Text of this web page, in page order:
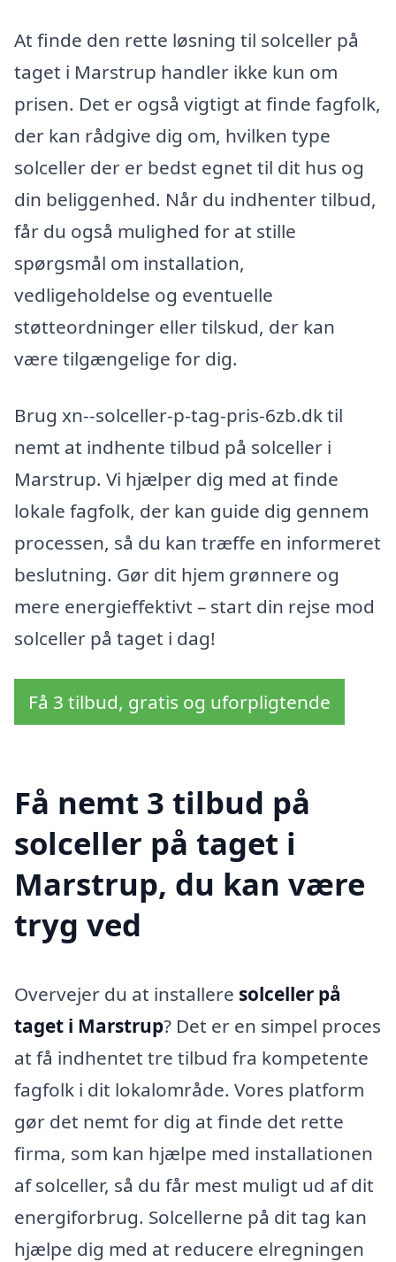
At finde den rette løsning til solceller på
taget i Marstrup handler ikke kun om
prisen. Det er også vigtigt at finde fagfolk,
der kan rådgive dig om, hvilken type
solceller der er bedst egnet til dit hus og
din beliggenhed. Når du indhenter tilbud,
får du også mulighed for at stille
spørgsmål om installation,
vedligeholdelse og eventuelle
støtteordninger eller tilskud, der kan
være tilgængelige for dig.
Brug xn--solceller-p-tag-pris-6zb.dk til
nemt at indhente tilbud på solceller i
Marstrup. Vi hjælper dig med at finde
lokale fagfolk, der kan guide dig gennem
processen, så du kan træffe en informeret
beslutning. Gør dit hjem grønnere og
mere energieffektivt – start din rejse mod
solceller på taget i dag!
Få 3 tilbud, gratis og uforpligtende
Få nemt 3 tilbud på
solceller på taget i
Marstrup, du kan være
tryg ved
Overvejer du at installere solceller på
taget i Marstrup? Det er en simpel proces
at få indhentet tre tilbud fra kompetente
fagfolk i dit lokalområde. Vores platform
gør det nemt for dig at finde det rette
firma, som kan hjælpe med installationen
af solceller, så du får mest muligt ud af dit
energiforbrug. Solcellerne på dit tag kan
hjælpe dig med at reducere elregningen